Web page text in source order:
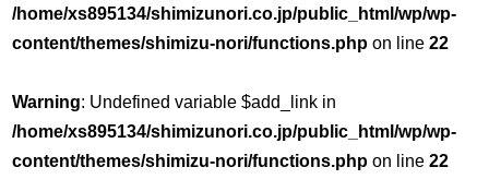
/home/xs895134/shimizunori.co.jp/public_html/wp/wp-
content/themes/shimizu-nori/functions.php on line22
Warning: Undefined variable $add_link in
/home/xs895134/shimizunori.co.jp/public_html/wp/wp-
content/themes/shimizu-nori/functions.php on line22